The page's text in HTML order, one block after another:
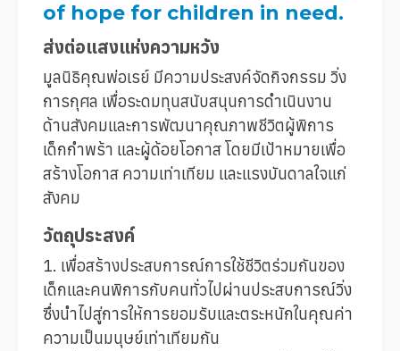
of hope for children in need.
ส่งต่อแสงแห่งความหวัง
มูลนิธิคุณพ่อเรย์ มีความประสงค์จัดกิจกรรม วิ่ง
การกุศล เพื่อระดมทุนสนับสนุนการดำเนินงาน
ด้านสังคมและการพัฒนาคุณภาพชีวิตผู้พิการ
เด็กกำพร้า และผู้ด้อยโอกาส โดยมีเป้าหมายเพื่อ
สร้างโอกาส ความเท่าเทียม และแรงบันดาลใจแก่
สังคม
วัตถุประสงค์
1. เพื่อสร้างประสบการณ์การใช้ชีวิตร่วมกันของ
เด็กและคนพิการกับคนทั่วไปผ่านประสบการณ์วิ่ง
ซึ่งนำไปสู่การให้การยอมรับและตระหนักในคุณค่า
ความเป็นมนุษย์เท่าเทียมกัน